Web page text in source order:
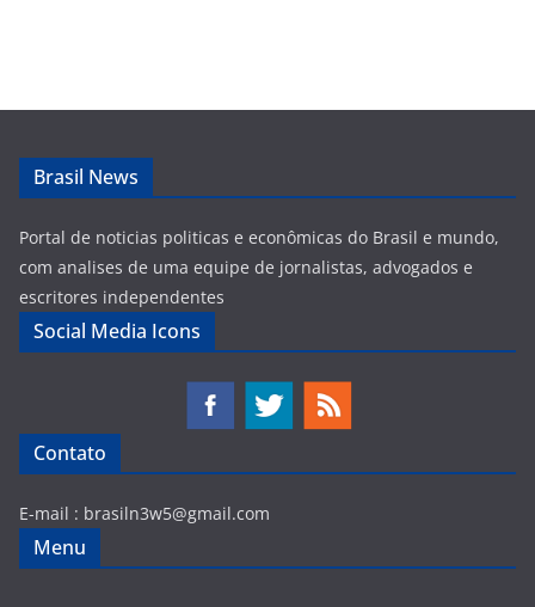
Brasil News
Portal de noticias politicas e econômicas do Brasil e mundo,
com analises de uma equipe de jornalistas, advogados e
escritores independentes
Social Media Icons
Contato
E-mail : brasiln3w5@gmail.com
Menu